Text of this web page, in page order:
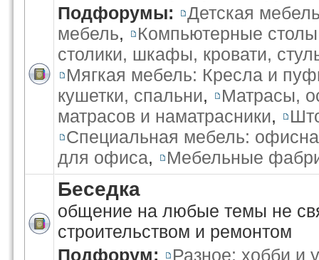
Подфорумы:
Детская
мебель, Компьютерные столы
столики, шкафы, кровати,
Мягкая мебель: Кресла и
кушетки, спальни,
Матрасы,
матрасов и наматрасники,
Специальная мебель:
для офиса, Мебельные
Беседка
общение на любые темы не
строительством и ремонтом
Подфорум:
Разное: хобби и